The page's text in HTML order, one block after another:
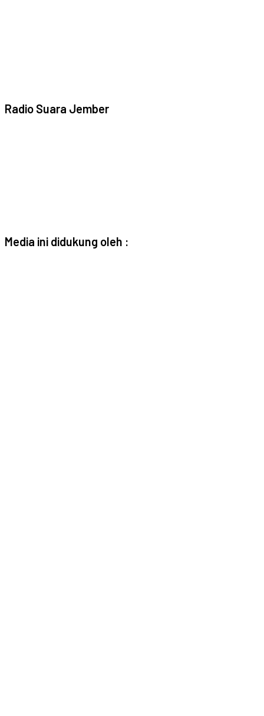
Radio Suara Jember
Media ini didukung oleh :